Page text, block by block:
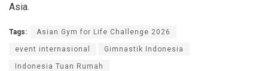
Asia.
Tags: Asian Gym for Life Challenge 2026
event internasional Gimnastik Indonesia
Indonesia Tuan Rumah